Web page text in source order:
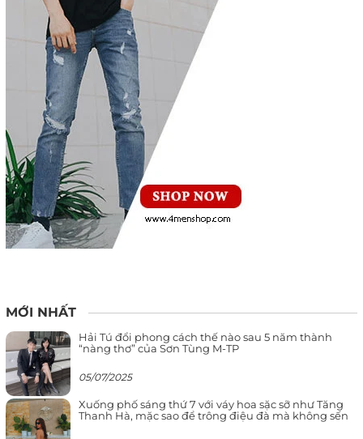
MỚI NHẤT
Hải Tú đổi phong cách thế nào sau 5 năm thành
“nàng thơ” của Sơn Tùng M-TP
05/07/2025
Xuống phố sáng thứ 7 với váy hoa sặc sỡ như Tăng
Thanh Hà, mặc sao để trông điệu đà mà không sến